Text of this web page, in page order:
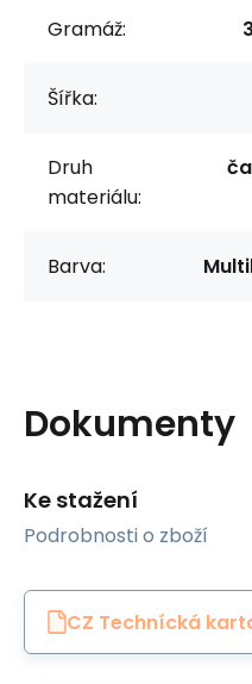
Gramáž:
Šířka:
Druh
materiálu:
Barva:
Dokumenty
Ke stažení
Podrobnosti o zboží
CZ Technícká karta